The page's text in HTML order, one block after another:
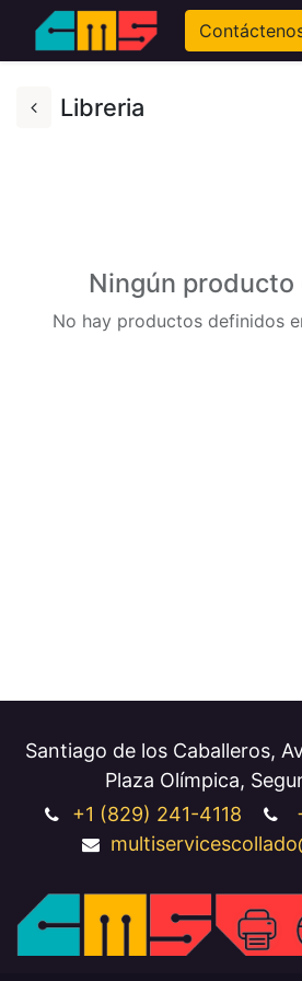
Libreria
Ningún
No hay productos definidos
Santiago de los Caballeros,
Plaza Olímpica,
+1 (829) 241-4118